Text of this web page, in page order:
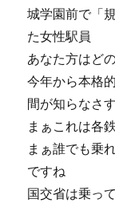
城学園前で「
た女性駅員
あなた方はど
今年から本格
間が知らなさ
まぁこれは各
まぁ誰でも乗
ですね
国交省は乗っ